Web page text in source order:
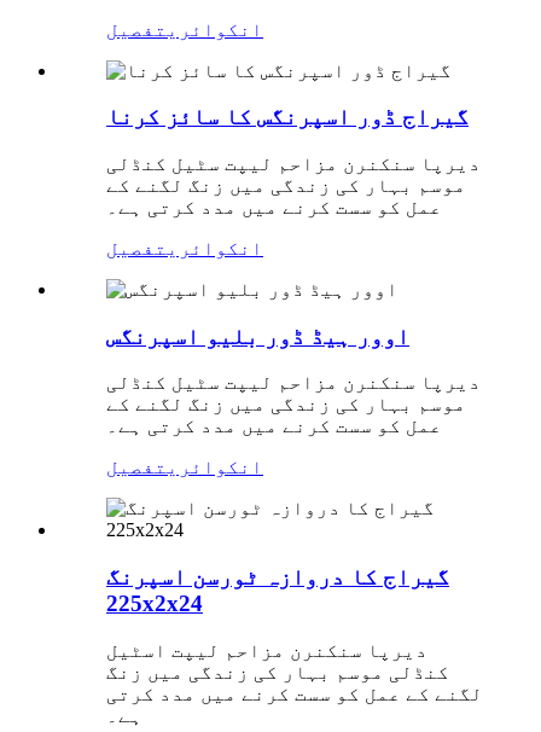
انکوائری تفصیل
گیراج ڈور اسپرنگس کا سائز کرنا
دیرپا سنکنرن مزاحم لیپت سٹیل کنڈلی
موسم بہار کی زندگی میں زنگ لگنے کے
عمل کو سست کرنے میں مدد کرتی ہے۔
انکوائری تفصیل
اوور ہیڈ ڈور بلیو اسپرنگس
دیرپا سنکنرن مزاحم لیپت سٹیل کنڈلی
موسم بہار کی زندگی میں زنگ لگنے کے
عمل کو سست کرنے میں مدد کرتی ہے۔
انکوائری تفصیل
گیراج کا دروازہ ٹورسن اسپرنگ
225x2x24
دیرپا سنکنرن مزاحم لیپت اسٹیل
کنڈلی موسم بہار کی زندگی میں زنگ
لگنے کے عمل کو سست کرنے میں مدد کرتی
ہے۔